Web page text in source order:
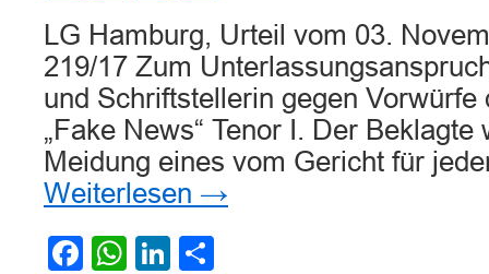
LG Hamburg, Urteil vom 03.
219/17 Zum
und Schriftstellerin gegen Vorwürfe
„Fake News“ Tenor I. Der
Meidung eines vom Gericht für
Weiterlesen →
Facebook
WhatsApp
LinkedIn